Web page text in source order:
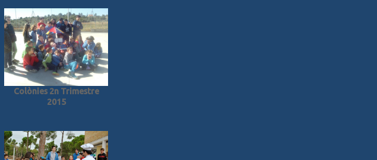
Colònies 2n Trimestre
2015